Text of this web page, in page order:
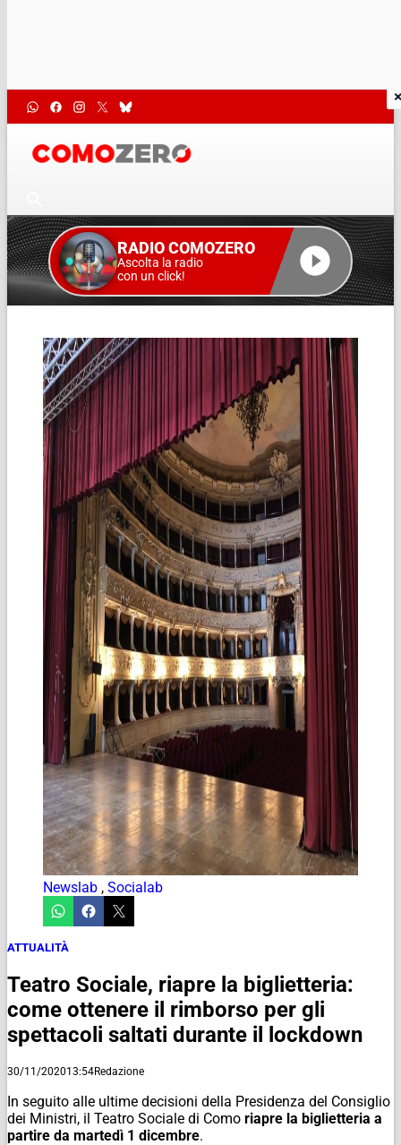
RADIO COMOZERO
Ascolta la radio
con un click!
Newslab , Socialab
ATTUALITÀ
Teatro Sociale, riapre la biglietteria:
come ottenere il rimborso per gli
spettacoli saltati durante il lockdown
30/11/202013:54Redazione
In seguito alle ultime decisioni della Presidenza del Consiglio
dei Ministri, il Teatro Sociale di Como riapre la biglietteria a
partire da martedì 1 dicembre.